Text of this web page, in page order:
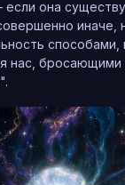
если она
иначе,
способами,
нас, бросающими